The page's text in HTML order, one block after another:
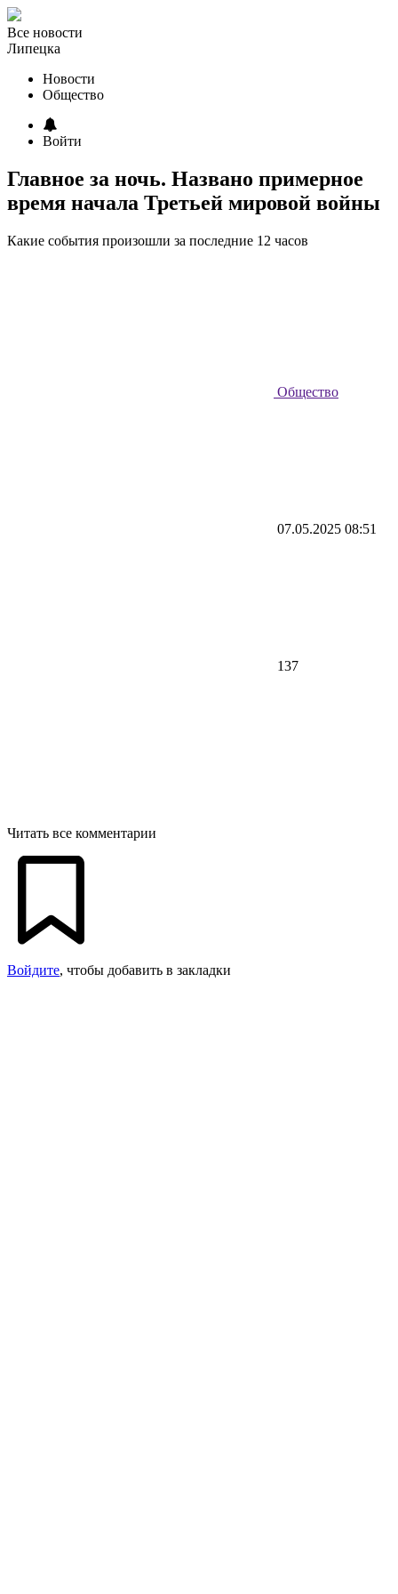
Все новости
Липецка
Новости
Общество
Войти
Главное за ночь. Названо примерное
время начала Третьей мировой войны
Какие события произошли за последние 12 часов
Общество
07.05.2025 08:51
137
Читать все комментарии
Войдите, чтобы добавить в закладки